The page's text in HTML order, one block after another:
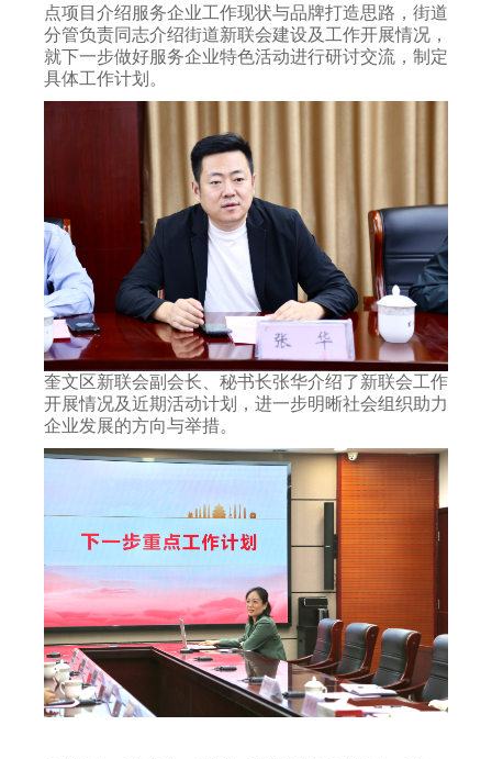
点项目介绍服务企业工作现状与品牌打造思路，街道
分管负责同志介绍街道新联会建设及工作开展情况，
就下一步做好服务企业特色活动进行研讨交流，制定
具体工作计划。
奎文区新联会副会长、秘书长张华介绍了新联会工作
开展情况及近期活动计划，进一步明晰社会组织助力
企业发展的方向与举措。